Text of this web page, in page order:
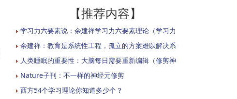
【推荐内容】
学习力六要素说：余建祥学习力六要素理论（学习力
余建祥：教育是系统性工程，孤立的方案难以解决系
人类睡眠的重要性：大脑每日需要重新编辑（修剪神
Nature子刊：不一样的神经元修剪
西方54个学习理论你知道多少个？